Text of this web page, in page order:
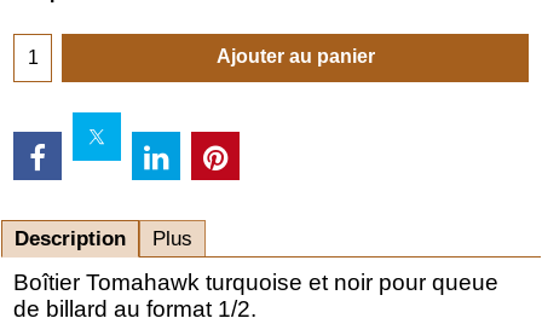
Ajouter au panier
Description Plus
Boîtier Tomahawk turquoise et noir pour queue
de billard au format 1/2.